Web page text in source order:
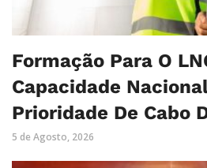
Formação Para O
Capacidade
Prioridade De Cabo
5 de Agosto, 2026